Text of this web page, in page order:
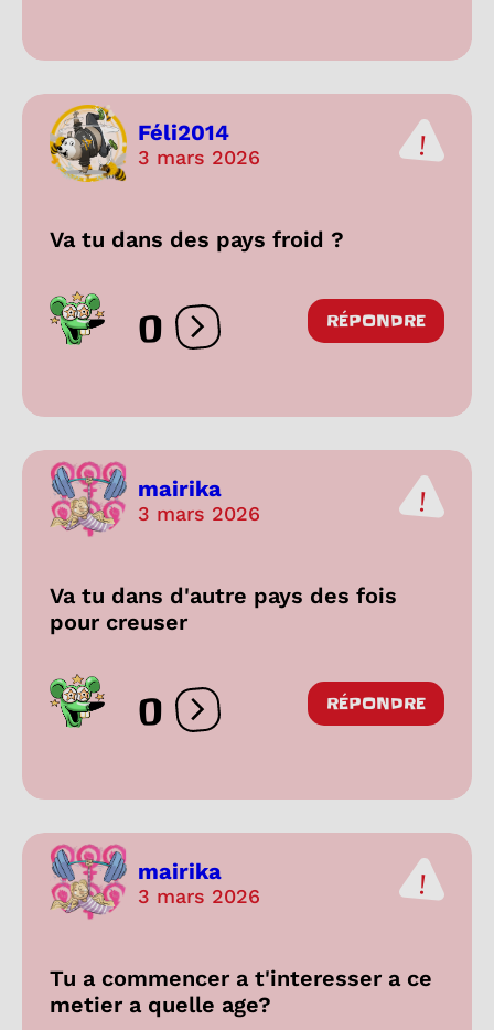
Féli2014
3 mars 2026
Va tu dans des pays froid ?
0 Ouvrir les réactions
RÉPONDRE
mairika
3 mars 2026
Va tu dans d'autre pays des fois
pour creuser
0 Ouvrir les réactions
RÉPONDRE
mairika
3 mars 2026
Tu a commencer a t'interesser a ce
metier a quelle age?